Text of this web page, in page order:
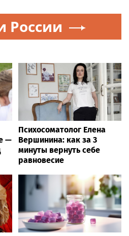
России
—
Психосоматолог Елена
Вершинина: как за 3
минуты вернуть себе
равновесие